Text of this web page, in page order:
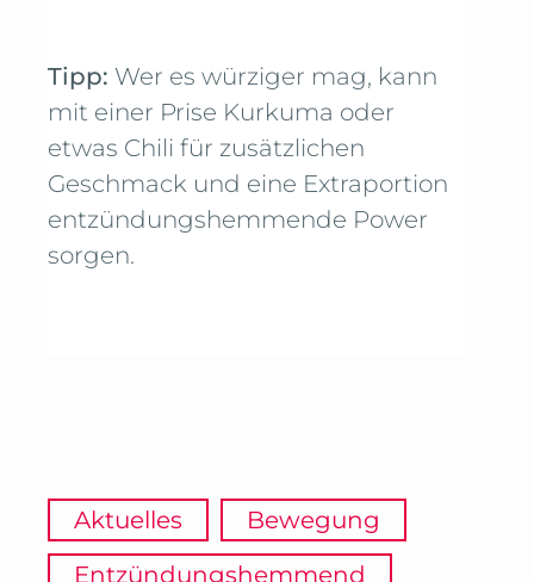
Tipp: Wer es würziger mag, kann
mit einer Prise Kurkuma oder
etwas Chili für zusätzlichen
Geschmack und eine Extraportion
entzündungshemmende Power
sorgen.
Aktuelles
Bewegung
Entzündungshemmend